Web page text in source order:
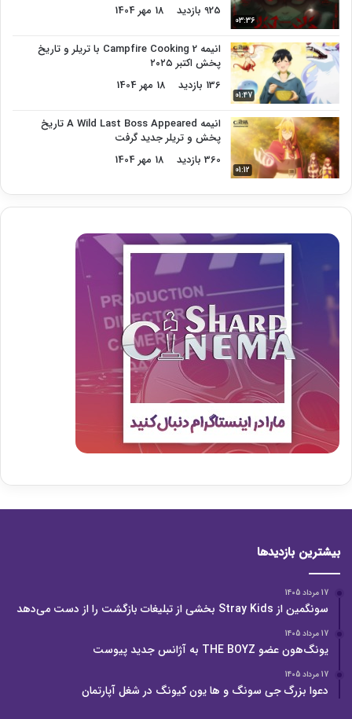
03:36
925 بازدید
18 مهر 1404
01:47
انیمه Campfire Cooking 2 با تریلر و تاریخ
پخش اکتبر ۲۰۲۵
136 بازدید
18 مهر 1404
01:12
انیمه A Wild Last Boss Appeared تاریخ
پخش و تریلر جدید گرفت
360 بازدید
18 مهر 1404
بیشترین بازدیدها
17 مرداد 1405
سونگمین از Stray Kids بخشی از تبلیغات بازگشت را از دست می‌دهد
17 مرداد 1405
یونگ‌هون عضو THE BOYZ به آژانس جدید پیوست
17 مرداد 1405
دعوا بزرگ جی سونگ و ها یون کیونگ در شغل آپارتمان